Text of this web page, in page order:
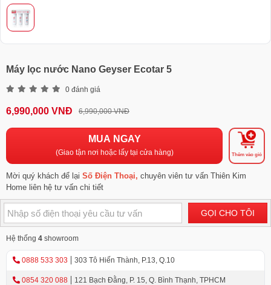
Máy lọc nước Nano Geyser Ecotar 5
0 đánh giá
6,990,000 VNĐ 6,990,000 VNĐ
MUA NGAY
(Giao tận nơi hoặc lấy tại cửa hàng) Thêm vào giỏ
Mời quý khách để lại Số Điện Thoại, chuyên viên tư vấn Thiên Kim
Home liên hệ tư vấn chi tiết
GỌI CHO TÔI
Hệ thống 4 showroom
0888 533 303 303 Tô Hiến Thành, P.13, Q.10
0854 320 088 121 Bạch Đằng, P. 15, Q. Bình Thạnh, TPHCM